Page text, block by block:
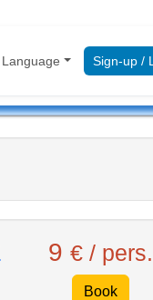
Language Sign-up /
9€ / pers.
Book